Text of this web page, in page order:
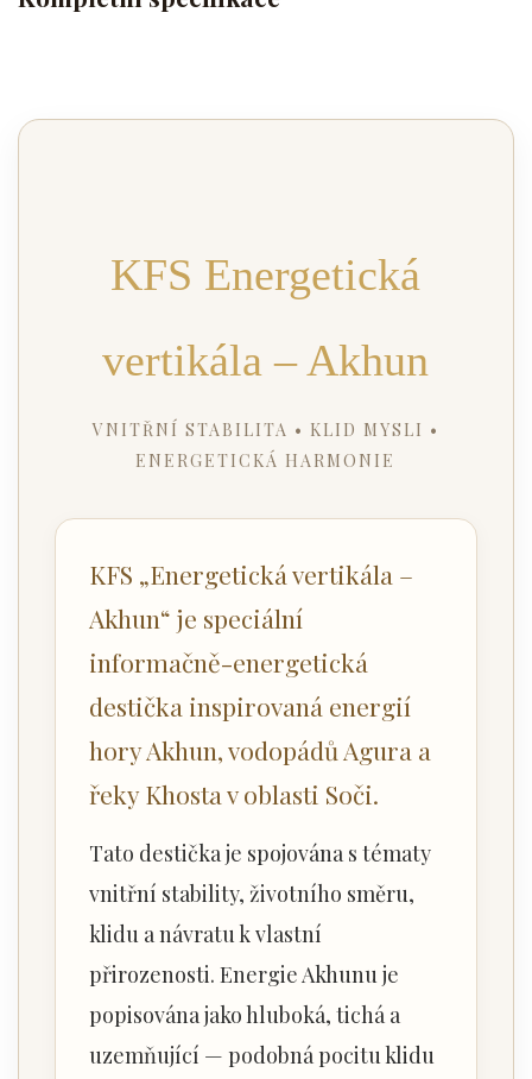
KFS Energetická
vertikála – Akhun
VNITŘNÍ STABILITA • KLID MYSLI •
ENERGETICKÁ HARMONIE
KFS „Energetická vertikála –
Akhun“ je speciální
informačně-energetická
destička inspirovaná energií
hory Akhun, vodopádů Agura a
řeky Khosta v oblasti Soči.
Tato destička je spojována s tématy
vnitřní stability, životního směru,
klidu a návratu k vlastní
přirozenosti. Energie Akhunu je
popisována jako hluboká, tichá a
uzemňující — podobná pocitu klidu